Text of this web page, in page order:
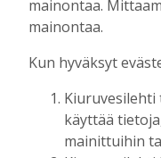
– Erityiskiitos on
Yläsavolaisten
tykästyneet
Muun muassa
Euroopan mestari
mainontaa.
mainontaa.
Kun hyväksyt
Kiuruvesilehti
käyttää
mainittuihin